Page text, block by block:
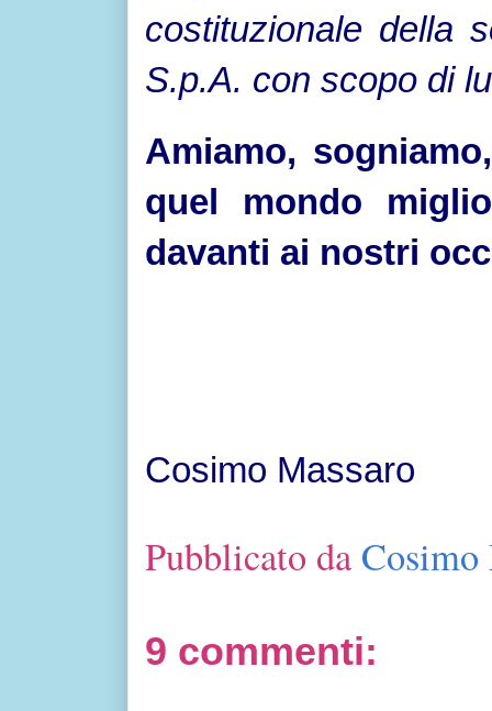
costituzionale della
S.p.A. con scopo di
Amiamo,
quel mondo
davanti ai nostri
Cosimo Massaro
Pubblicato da Cosimo
9 commenti: